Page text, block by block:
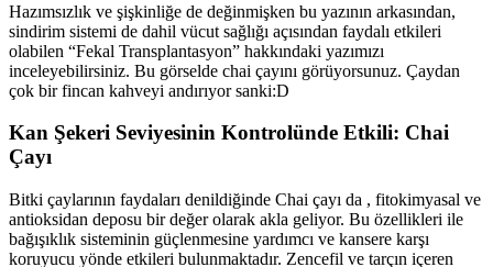
Hazımsızlık ve şişkinliğe de değinmişken bu yazının arkasından,
sindirim sistemi de dahil vücut sağlığı açısından faydalı etkileri
olabilen “Fekal Transplantasyon” hakkındaki yazımızı
inceleyebilirsiniz. Bu görselde chai çayını görüyorsunuz. Çaydan
çok bir fincan kahveyi andırıyor sanki:D
Kan Şekeri Seviyesinin Kontrolünde Etkili: Chai
Çayı
Bitki çaylarının faydaları denildiğinde Chai çayı da , fitokimyasal ve
antioksidan deposu bir değer olarak akla geliyor. Bu özellikleri ile
bağışıklık sisteminin güçlenmesine yardımcı ve kansere karşı
koruyucu yönde etkileri bulunmaktadır. Zencefil ve tarçın içeren